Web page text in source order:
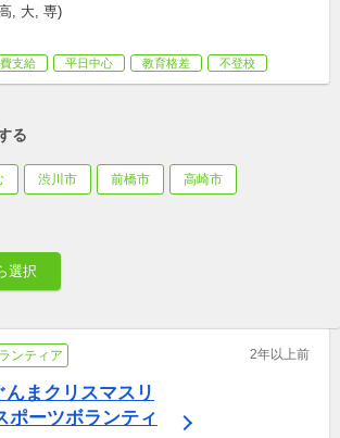
, 大, 専)
支給 平日中心 教育格差 不登校
る
渋川市 前橋市 高崎市
選択
ンティア 2年以上前
まクリスマスリ
ポーツボランティ